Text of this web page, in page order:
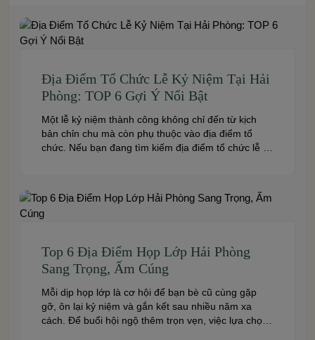
Địa Điểm Tổ Chức Lễ Kỷ Niệm Tại Hải
Phòng: TOP 6 Gợi Ý Nổi Bật
Một lễ kỷ niệm thành công không chỉ đến từ kịch
bản chỉn chu mà còn phụ thuộc vào địa điểm tổ
chức. Nếu bạn đang tìm kiếm địa điểm tổ chức lễ kỷ
Top 6 Địa Điểm Họp Lớp Hải Phòng
Sang Trọng, Ấm Cúng
Mỗi dịp họp lớp là cơ hội để bạn bè cũ cùng gặp
gỡ, ôn lại kỷ niệm và gắn kết sau nhiều năm xa
cách. Để buổi hội ngộ thêm trọn vẹn, việc lựa chọn